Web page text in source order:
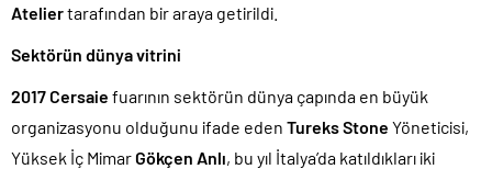
Ateliertarafından bir araya getirildi.
Sektörün dünya vitrini
2017 Cersaie fuarının sektörün dünya çapında en büyük
organizasyonu olduğunu ifade eden Tureks Stone Yöneticisi,
Yüksek İç MimarGökçen Anlı, bu yıl İtalya’da katıldıkları iki